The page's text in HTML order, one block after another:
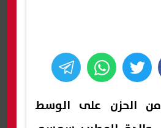
الحزن على الوسط